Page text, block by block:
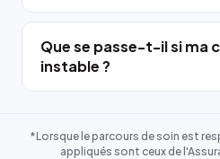
Que se passe-t-il si ma
instable ?
*Lorsque le parcours de soin est
appliqués sont ceux de